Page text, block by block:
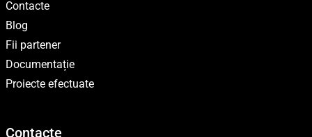
Contacte
Blog
Fii partener
Documentație
Proiecte efectuate
Contacte